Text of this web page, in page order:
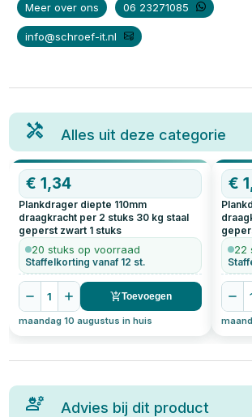
Meer over ons 06 23271085
info@schroef-it.nl
Alles uit deze categorie
€1,34
Plankdrager diepte 110mm
draagkracht per 2 stuks 30 kg staal
geperst zwart 1 stuks
20 stuks op voorraad
Staffelkorting vanaf 12 st.
1 Toevoegen
maandag 10 augustus in huis
€
22
Advies bij dit product